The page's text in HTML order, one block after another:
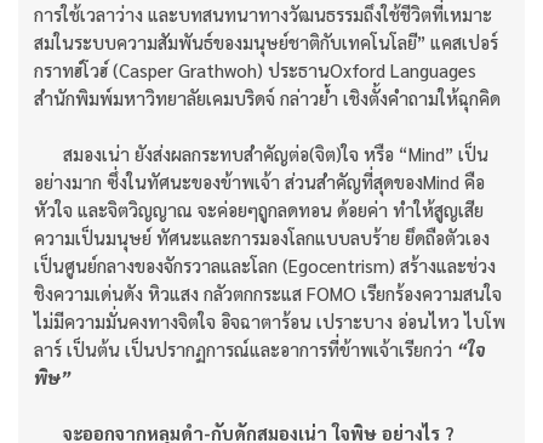
การใช้เวลาว่าง และบทสนทนาทางวัฒนธรรมถึงใช้ชีวิตที่เหมาะ
สมในระบบความสัมพันธ์ของมนุษย์ชาติกับเทคโนโลยี” แคสเปอร์
กราทฮ์โวฮ์ (Casper Grathwoh) ประธานOxford Languages
สำนักพิมพ์มหาวิทยาลัยเคมบริดจ์ กล่าวย้ำ เชิงตั้งคำถามให้ฉุกคิด
สมองเน่า ยังส่งผลกระทบสำคัญต่อ(จิต)ใจ หรือ “Mind” เป็น
อย่างมาก ซึ่งในทัศนะของข้าพเจ้า ส่วนสำคัญที่สุดของMind คือ
หัวใจ และจิตวิญญาณ จะค่อยๆถูกลดทอน ด้อยค่า ทำให้สูญเสีย
ความเป็นมนุษย์ ทัศนะและการมองโลกแบบลบร้าย ยึดถือตัวเอง
เป็นศูนย์กลางของจักรวาลและโลก (Egocentrism) สร้างและช่วง
ชิงความเด่นดัง หิวแสง กลัวตกกระแส FOMO เรียกร้องความสนใจ
ไม่มีความมั่นคงทางจิตใจ อิจฉาตาร้อน เปราะบาง อ่อนไหว ไบโพ
ลาร์ เป็นต้น เป็นปรากฏการณ์และอาการที่ข้าพเจ้าเรียกว่า “ใจ
พิษ”
จะออกจากหลุมดำ-กับดักสมองเน่า ใจพิษ อย่างไร ?